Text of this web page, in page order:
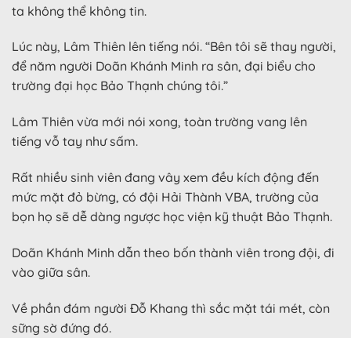
ta không thể không tin.
Lúc này, Lâm Thiên lên tiếng nói. “Bên tôi sẽ thay người,
để năm người Doãn Khánh Minh ra sân, đại biểu cho
trường đại học Bảo Thạnh chúng tôi.”
Lâm Thiên vừa mới nói xong, toàn trường vang lên
tiếng vỗ tay như sấm.
Rất nhiều sinh viên đang vây xem đều kích động đến
mức mặt đỏ bừng, có đội Hải Thành VBA, trường của
bọn họ sẽ dễ dàng ngược học viện kỹ thuật Bảo Thạnh.
Doãn Khánh Minh dẫn theo bốn thành viên trong đội, đi
vào giữa sân.
Về phần đám người Đỗ Khang thì sắc mặt tái mét, còn
sững sờ đứng đó.